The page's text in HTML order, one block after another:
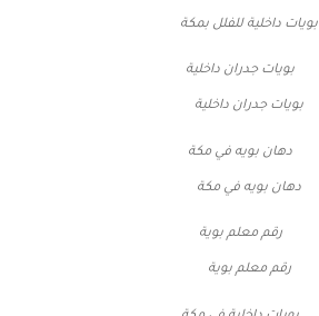
بويات داخلية للفلل بمكة
بويات جدران داخلية
دهان بويه في مكة
رقم معلم بوية